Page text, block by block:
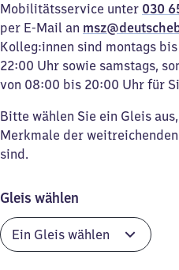
Mobilitätsservice unter 030
per E-Mail an
Kolleg:innen sind montags
22:00 Uhr sowie samstags,
von 08:00 bis 20:00 Uhr für
Bitte wählen Sie ein Gleis
Merkmale der
sind.
Gleis wählen